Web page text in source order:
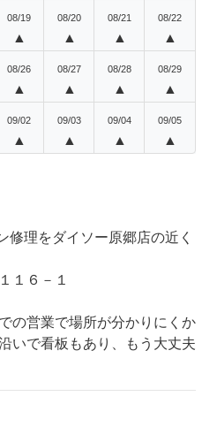
08/19
▲
08/20
▲
08/21
▲
08/22
▲
08/26
▲
08/27
▲
08/28
▲
08/29
▲
09/02
▲
09/03
▲
09/04
▲
09/05
▲
修理をダイソー原郷店の近く
１６－１
の営業で場所が分かりにくか
いで看板もあり、もう大丈夫